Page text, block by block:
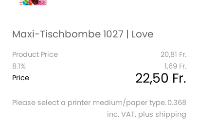
Maxi-Tischbombe 1027 | Love
Product Price
20,81 Fr.
8.1%
1,69 Fr.
Price
22,50 Fr.
Please select a printer medium/paper type.0.368
inc. VAT, plus shipping